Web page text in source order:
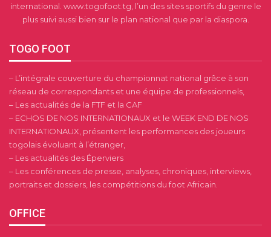
international. www.togofoot.tg, l’un des sites sportifs du genre le
plus suivi aussi bien sur le plan national que par la diaspora.
TOGO FOOT
– L’intégrale couverture du championnat national grâce à son
réseau de correspondants et une équipe de professionnels,
– Les actualités de la FTF et la CAF
– ECHOS DE NOS INTERNATIONAUX et le WEEK END DE NOS
INTERNATIONAUX, présentent les performances des joueurs
togolais évoluant à l’étranger,
– Les actualités des Éperviers
– Les conférences de presse, analyses, chroniques, interviews,
portraits et dossiers, les compétitions du foot Africain.
OFFICE